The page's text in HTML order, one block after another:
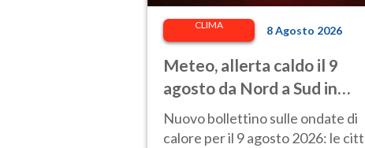
CLIMA 8 Agosto 2026
Meteo, allerta caldo il 9
agosto da Nord a Sud in
Italia: le città a rischio per il
Ministero della Salute
Nuovo bollettino sulle ondate di
calore per il 9 agosto 2026: le